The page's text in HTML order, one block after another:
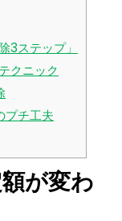
3ステップ」
クニック
プチ工夫
が変わ